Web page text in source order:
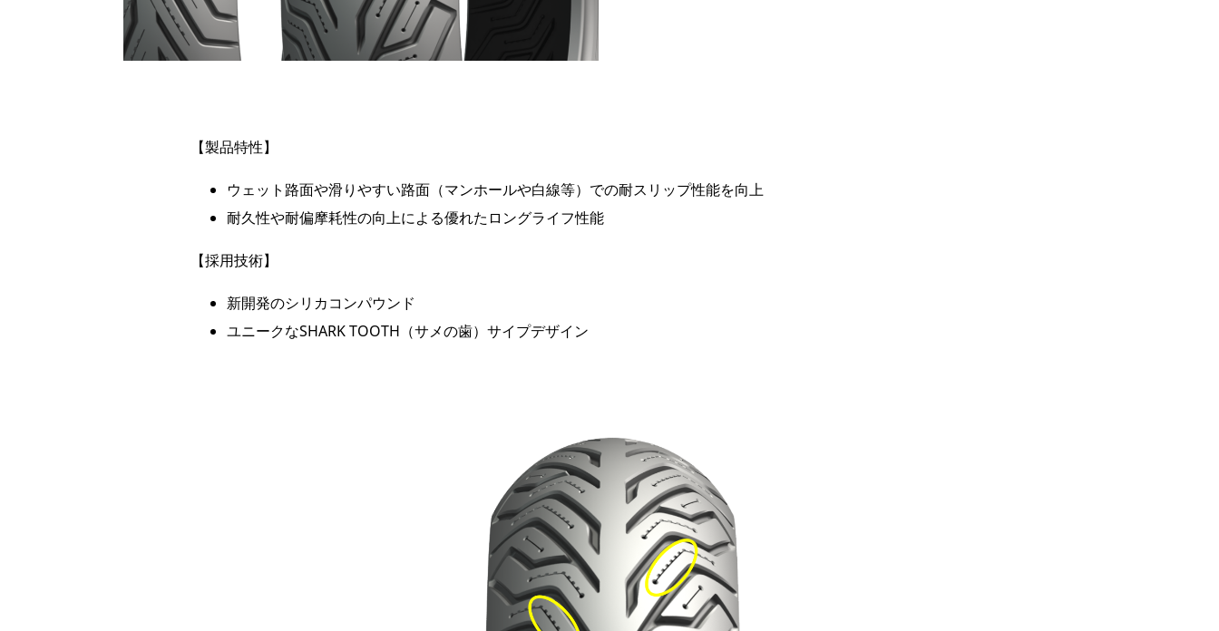
【製品特性】
ウェット路面や滑りやすい路面（マンホールや白線等）での耐スリップ性能を向上
耐久性や耐偏摩耗性の向上による優れたロングライフ性能
【採用技術】
新開発のシリカコンパウンド
ユニークなSHARK TOOTH（サメの歯）サイプデザイン